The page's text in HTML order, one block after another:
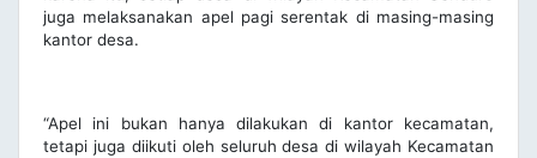
juga melaksanakan apel pagi serentak di masing-masing
kantor desa.
“Apel ini bukan hanya dilakukan di kantor kecamatan,
tetapi juga diikuti oleh seluruh desa di wilayah Kecamatan